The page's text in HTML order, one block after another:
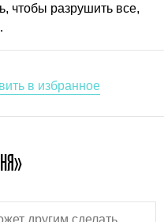
чтобы разрушить все,